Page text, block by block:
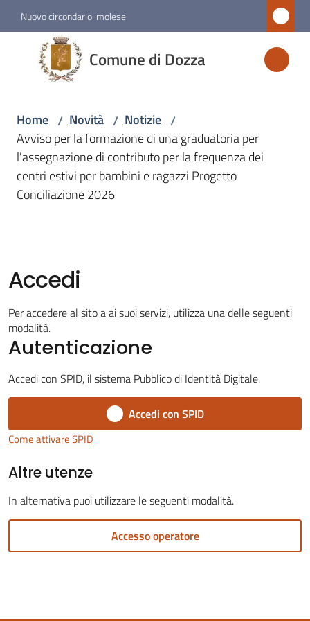
Vai al contenuto
Vai alla navigazione
Vai al footer
Nuovo circondario imolese
Comune di Dozza
Comune
di
Dozza
Amministrazione
Novità
Vivere
Dozza
Servizi
line
Tutti
gli
argomenti
Home / Novità / Notizie /
Avviso per la formazione di una graduatoria per
l'assegnazione di contributo per la frequenza dei
centri estivi per bambini e ragazzi Progetto
Conciliazione 2026
Accedi
Per accedere al sito a ai suoi servizi, utilizza una delle seguenti
modalità.
Autenticazione
Accedi con SPID, il sistema Pubblico di Identità Digitale.
Accedi con SPID
Come attivare SPID
Altre utenze
In alternativa puoi utilizzare le seguenti modalità.
Accesso operatore